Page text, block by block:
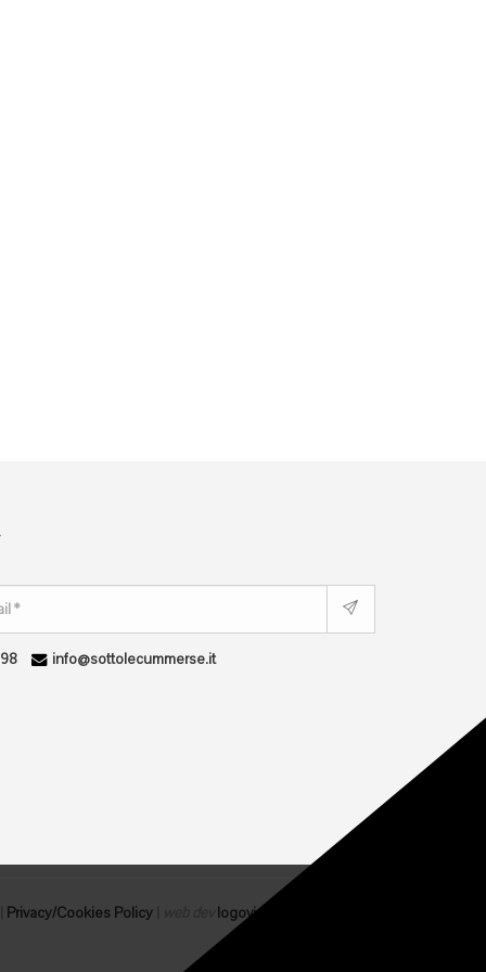
info@sottolecummerse.it
Privacy/Cookies Policy logovia